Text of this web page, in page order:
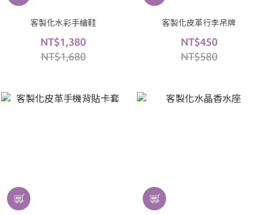
客製化水彩手繪鞋
NT$1,380
NT$1,680
客製化皮革行李吊牌
NT$450
NT$580